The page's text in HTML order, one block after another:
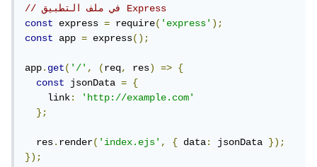
// في ملف التطبيق Express
const
express = require('express');
const
app = express();
app.get('/', (req, res) =>
{
const
jsonData =
{
    link
:
'http://example.com'
};
  res
.render('index.ejs', { data: jsonData });
});